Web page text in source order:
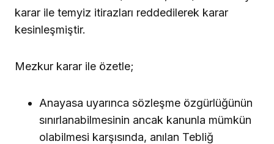
karar ile temyiz itirazları reddedilerek karar
kesinleşmiştir.
Mezkur karar ile özetle;
Anayasa uyarınca sözleşme özgürlüğünün
sınırlanabilmesinin ancak kanunla mümkün
olabilmesi karşısında, anılan Tebliğ